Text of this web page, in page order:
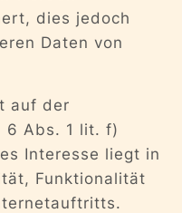
dies jedoch
Daten von
auf der
6 Abs. 1 lit. f)
Interesse liegt in
Funktionalität